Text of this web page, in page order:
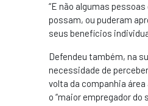
“E não algumas
possam, ou puderam
seus benefícios
Defendeu também, na
necessidade de
volta da companhia
o “maior empregador do